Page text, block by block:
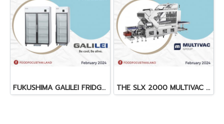
FUKUSHIMA GALILEI FRIDGE GLASS DOOR FREEZER THE SLX 2000 MULTIVAC SLICER